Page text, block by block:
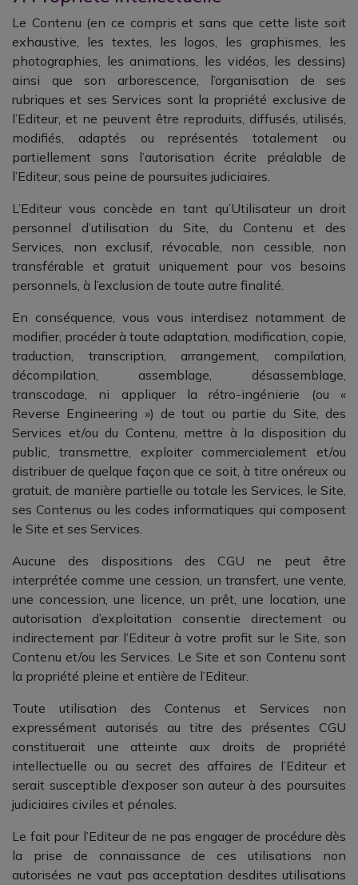
Le Contenu (en ce compris et sans que cette liste soit
exhaustive, les textes, les logos, les graphismes, les
photographies, les animations, les vidéos, les dessins)
ainsi que son arborescence, l’organisation de ses
rubriques et ses Services sont la propriété exclusive de
l’Editeur, et ne peuvent être reproduits, diffusés, utilisés,
modifiés, adaptés ou représentés totalement ou
partiellement sans l’autorisation écrite préalable de
l’Editeur, sous peine de poursuites judiciaires.
L’Editeur vous concède en tant qu’Utilisateur un droit
personnel d’utilisation du Site, du Contenu et des
Services, non exclusif, révocable, non cessible, non
transférable et gratuit uniquement pour vos besoins
personnels, à l’exclusion de toute autre finalité.
En conséquence, vous vous interdisez notamment de
modifier, procéder à toute adaptation, modification, copie,
traduction, transcription, arrangement, compilation,
décompilation, assemblage, désassemblage,
transcodage, ni appliquer la rétro-ingénierie (ou «
Reverse Engineering ») de tout ou partie du Site, des
Services et/ou du Contenu, mettre à la disposition du
public, transmettre, exploiter commercialement et/ou
distribuer de quelque façon que ce soit, à titre onéreux ou
gratuit, de manière partielle ou totale les Services, le Site,
ses Contenus ou les codes informatiques qui composent
le Site et ses Services.
Aucune des dispositions des CGU ne peut être
interprétée comme une cession, un transfert, une vente,
une concession, une licence, un prêt, une location, une
autorisation d’exploitation consentie directement ou
indirectement par l’Editeur à votre profit sur le Site, son
Contenu et/ou les Services. Le Site et son Contenu sont
la propriété pleine et entière de l’Editeur.
Toute utilisation des Contenus et Services non
expressément autorisés au titre des présentes CGU
constituerait une atteinte aux droits de propriété
intellectuelle ou au secret des affaires de l’Editeur et
serait susceptible d’exposer son auteur à des poursuites
judiciaires civiles et pénales.
Le fait pour l’Editeur de ne pas engager de procédure dès
la prise de connaissance de ces utilisations non
autorisées ne vaut pas acceptation desdites utilisations